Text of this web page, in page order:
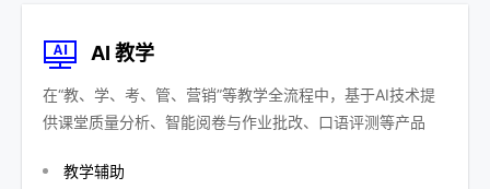
AI 教学
在“教、学、考、管、营销”等教学全流程中，基于AI技术提
供课堂质量分析、智能阅卷与作业批改、口语评测等产品
教学辅助